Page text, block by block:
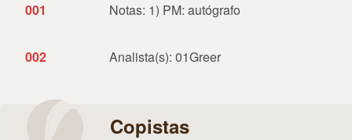
001 Notas: 1) PM: autógrafo
002 Analista(s): 01Greer
Copistas